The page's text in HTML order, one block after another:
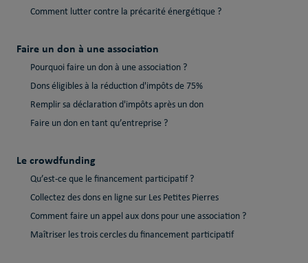
Comment lutter contre la précarité énergétique ?
Faire un don à une association
Pourquoi faire un don à une association ?
Dons éligibles à la réduction d'impôts de 75%
Remplir sa déclaration d'impôts après un don
Faire un don en tant qu’entreprise ?
Le crowdfunding
Qu’est-ce que le financement participatif ?
Collectez des dons en ligne sur Les Petites Pierres
Comment faire un appel aux dons pour une association ?
Maîtriser les trois cercles du financement participatif